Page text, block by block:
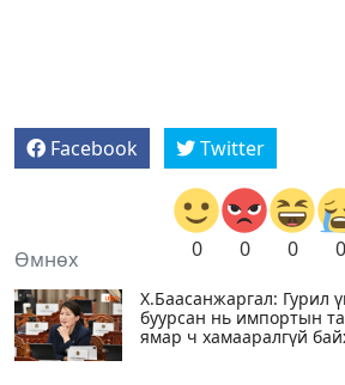
Facebook Twitter
0 0 0 0
Өмнөх
Х.Баасанжаргал: Гурил
буурсан нь импортын
ямар ч хамааралгүй